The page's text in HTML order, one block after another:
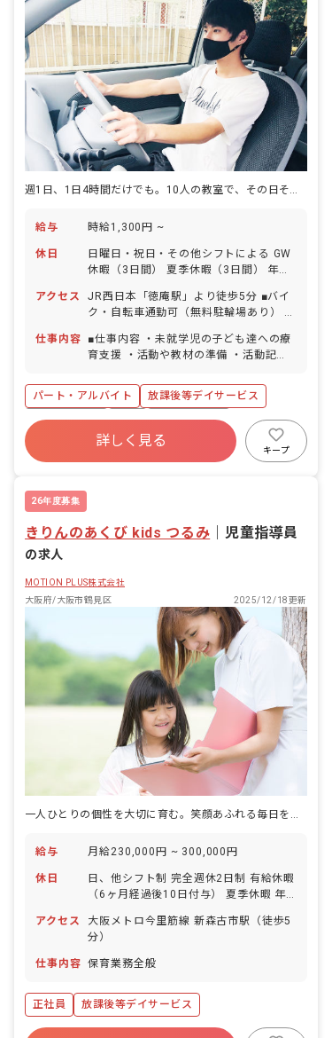
「きっかけ」が何かを考え続けることが
私たちの役割です。
週1日、1日4時間だけでも。10人の教室で、その日その子の「できた」に立ち会えます。
給与 時給1,300円 ~
休日
日曜日・祝日・その他シフトによる GW
休暇（3日間） 夏季休暇（3日間） 年末
後に出勤日数・時間によって付与） 慶弔
休暇 産前産後・育児休暇（取得率
100％・復帰率100％） 介護・看護休暇
※人員にゆとりを持たせており、お休み
アクセス
JR西日本「徳庵駅」より徒歩5分 ■バイ
ク・自転車通勤可（無料駐輪場あり） ※
辺にはスーパーやショッピングモールも
ありますので、帰宅時のお買い物にも便
仕事内容
■仕事内容 ・未就学児の子ども達への療
育支援 ・活動や教材の準備 ・活動記録
迎 ■お預かりする子ども達について
Chico Boteではお預かり対象は未就学
児としています。 未就学児の療育支援の
専門性を高めたいという方も、未就学児
の療育は初めてだけれどもキャリアにチ
ども達はたった一つの「きっかけ」でも
「きっかけ」が何かを考え続けることが
私たちの役割です。
パート・アルバイト
放課後等デイサービス
社会保険完備
有給
福利厚生充実
昇給昇進あり
産休育休制度
詳しく見る
キープ
26年度募集
きりんのあくび kids つるみ 児童指導員
の求人
MOTION PLUS株式会社
大阪府/大阪市鶴見区
2025/12/18更新
給与 月給230,000円 ~ 300,000円
休日
日、他シフト制 完全週休2日制 有給休暇
（6ヶ月経過後10日付与） 夏季休暇 年
アクセス
大阪メトロ今里筋線 新森古市駅（徒歩5
分）
仕事内容 保育業務全般
正社員 放課後等デイサービス